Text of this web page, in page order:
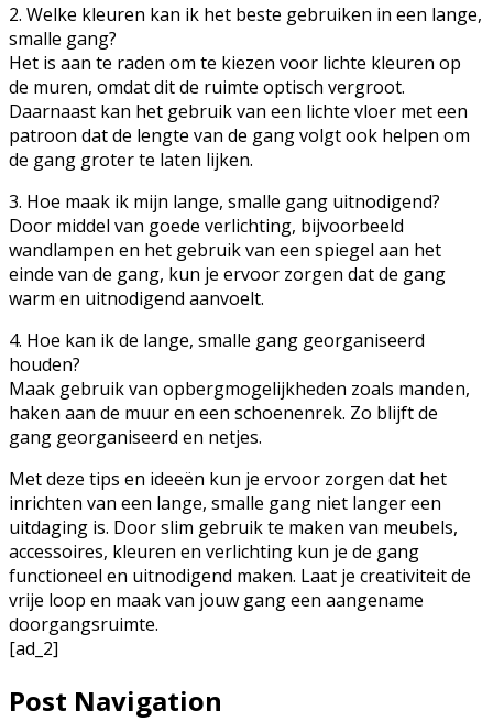
2. Welke kleuren kan ik het beste gebruiken in een lange,
smalle gang?
Het is aan te raden om te kiezen voor lichte kleuren op
de muren, omdat dit de ruimte optisch vergroot.
Daarnaast kan het gebruik van een lichte vloer met een
patroon dat de lengte van de gang volgt ook helpen om
de gang groter te laten lijken.
3. Hoe maak ik mijn lange, smalle gang uitnodigend?
Door middel van goede verlichting, bijvoorbeeld
wandlampen en het gebruik van een spiegel aan het
einde van de gang, kun je ervoor zorgen dat de gang
warm en uitnodigend aanvoelt.
4. Hoe kan ik de lange, smalle gang georganiseerd
houden?
Maak gebruik van opbergmogelijkheden zoals manden,
haken aan de muur en een schoenenrek. Zo blijft de
gang georganiseerd en netjes.
Met deze tips en ideeën kun je ervoor zorgen dat het
inrichten van een lange, smalle gang niet langer een
uitdaging is. Door slim gebruik te maken van meubels,
accessoires, kleuren en verlichting kun je de gang
functioneel en uitnodigend maken. Laat je creativiteit de
vrije loop en maak van jouw gang een aangename
doorgangsruimte.
[ad_2]
Post Navigation